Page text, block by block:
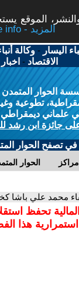
الموقع
More info - المزيد
اليسار -وكالة
الاقتصاد -
الحوار المتمدن
تطوعية
ديمقراطي
جائزة ابن رشد
تصفح الحوار
الحوار مراكز
محمد علي باشا
تحفظ
استمرارية هذا